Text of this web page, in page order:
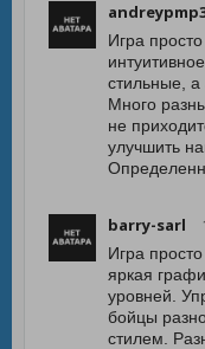
Игра
стильные, а
Много
не
улучшить
barry-sarl
Игра
яркая
уровней.
бойцы
стилем.